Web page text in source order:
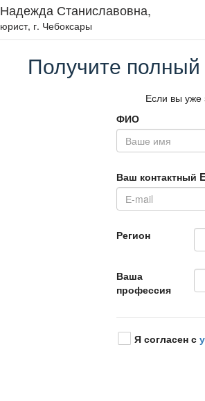
Надежда Станиславовна,
юрист, г. Чебоксары
Получите
Если вы уже
ФИО
аш контактный
Регион
аша
профессия
Я согласен с